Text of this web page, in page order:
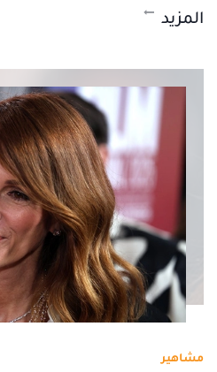
المزيد
مشاهير